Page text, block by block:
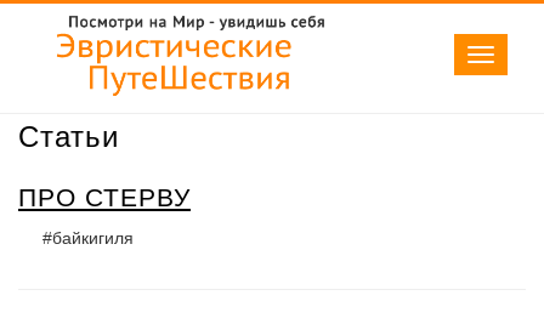
Toggle
Статьи
ПРО СТЕРВУ
#байкигиля